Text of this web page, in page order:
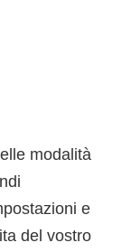
modalità
e
del vostro